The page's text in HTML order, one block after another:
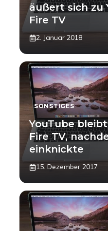
äußert sich zu
Fire TV
2. Januar 2018
SONSTIGES
YouTube
Fire TV,
einknickte
15. Dezember 2017